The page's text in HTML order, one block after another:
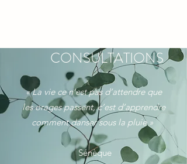
CONSULTATIONS
« La vie ce n’est pas d’attendre que
les orages passent, c’est d’apprendre
comment danser sous la pluie »
Sénèque